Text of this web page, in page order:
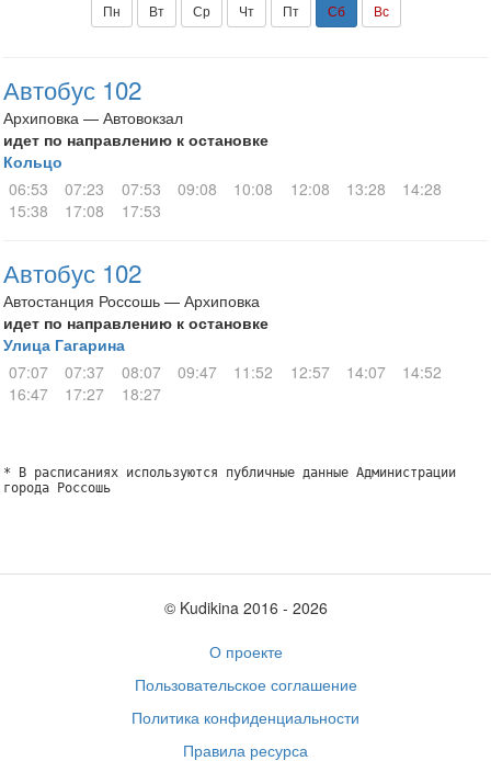
Пн Вт Ср Чт Пт Сб Вс
Автобус 102
Архиповка — Автовокзал
идет по направлению к остановке
Кольцо
06:53
07:23 07:53 09:08 10:08 12:08 13:28
14:28
15:38
17:08 17:53
Автобус 102
Автостанция Россошь — Архиповка
идет по направлению к остановке
Улица Гагарина
07:07
07:37 08:07 09:47 11:52 12:57 14:07
14:52
16:47
17:27 18:27
* В расписаниях используются публичные данные Администрации
города Россошь
© Kudikina 2016 ‐ 2026
О проекте
Пользовательское соглашение
Политика конфиденциальности
Правила ресурса